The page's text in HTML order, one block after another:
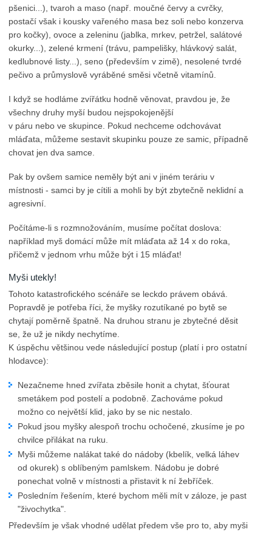
pšenici...), tvaroh a maso (např. moučné červy a cvrčky,
postačí však i kousky vařeného masa bez soli nebo konzerva
pro kočky), ovoce a zeleninu (jablka, mrkev, petržel, salátové
okurky...), zelené krmení (trávu, pampelišky, hlávkový salát,
kedlubnové listy...), seno (především v zimě), nesolené tvrdé
pečivo a průmyslově vyráběné směsi včetně vitamínů.
I když se hodláme zvířátku hodně věnovat, pravdou je, že
všechny druhy myší budou nejspokojenější
v páru nebo ve skupince. Pokud nechceme odchovávat
mláďata, můžeme sestavit skupinku pouze ze samic, případně
chovat jen dva samce.
Pak by ovšem samice neměly být ani v jiném teráriu v
místnosti - samci by je cítili a mohli by být zbytečně neklidní a
agresivní.
Počítáme-li s rozmnožováním, musíme počítat doslova:
například myš domácí může mít mláďata až 14 x do roka,
přičemž v jednom vrhu může být i 15 mláďat!
Myši utekly!
Tohoto katastrofického scénáře se leckdo právem obává.
Popravdě je potřeba říci, že myšky rozutíkané po bytě se
chytají poměrně špatně. Na druhou stranu je zbytečné děsit
se, že už je nikdy nechytíme.
K úspěchu většinou vede následující postup (platí i pro ostatní
hlodavce):
Nezačneme hned zvířata zběsile honit a chytat, šťourat
smetákem pod postelí a podobně. Zachováme pokud
možno co největší klid, jako by se nic nestalo.
Pokud jsou myšky alespoň trochu ochočené, zkusíme je po
chvilce přilákat na ruku.
Myši můžeme nalákat také do nádoby (kbelík, velká láhev
od okurek) s oblíbeným pamlskem. Nádobu je dobré
ponechat volně v místnosti a přistavit k ní žebříček.
Posledním řešením, které bychom měli mít v záloze, je past
"živochytka".
Především je však vhodné udělat předem vše pro to, aby myši